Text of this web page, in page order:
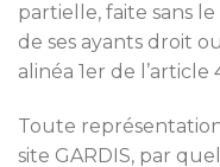
partielle, faite sans
de ses ayants droit
alinéa 1er de l’article
Toute
site GARDIS, par